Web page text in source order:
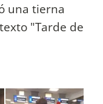
una tierna
"Tarde de